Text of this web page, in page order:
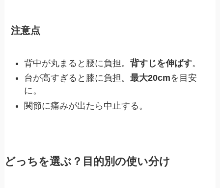
注意点
背中が丸まると腰に負担。背すじを伸ばす。
台が高すぎると膝に負担。最大20cmを目安
に。
関節に痛みが出たら中止する。
どっちを選ぶ？目的別の使い分け